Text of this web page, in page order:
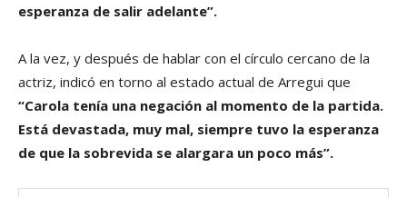
esperanza de salir adelante”.
A la vez, y después de hablar con el círculo cercano de la
actriz, indicó en torno al estado actual de Arregui que
“Carola tenía una negación al momento de la partida.
Está devastada, muy mal, siempre tuvo la esperanza
de que la sobrevida se alargara un poco más”.